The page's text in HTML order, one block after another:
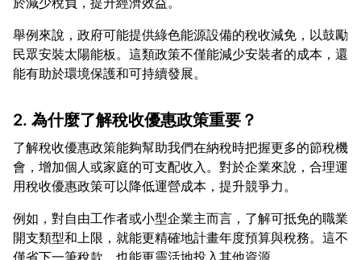
舉例來說，政府可能提供綠色能源設備的稅收減免，以鼓勵
民眾安裝太陽能板。這類政策不僅能減少安裝者的成本，還
2. 為什麼了解稅收優惠政策重要？
了解稅收優惠政策能夠幫助我們在納稅時把握更多的節稅機
會，增加個人或家庭的可支配收入。對於企業來說，合理運
例如，對自由工作者或小型企業主而言，了解可抵免的職業
開支類型和上限，就能更精確地計畫年度預算與稅務。這不